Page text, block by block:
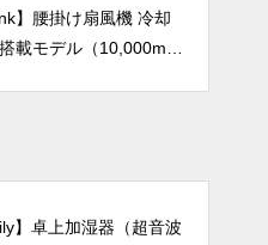
】腰掛け扇風機 冷却
載モデル（10,000mA
】卓上加湿器（超音波